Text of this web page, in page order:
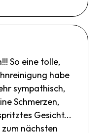
So eine tolle,
habe
sympathisch,
Schmerzen,
Gesicht...
zum nächsten